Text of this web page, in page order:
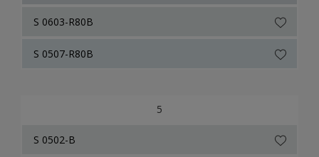
S 0603-R80B
S 0507-R80B
5
S 0502-B